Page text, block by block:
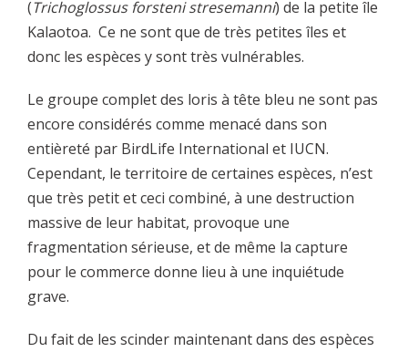
(Trichoglossus forsteni stresemanni) de la petite île
Kalaotoa. Ce ne sont que de très petites îles et
donc les espèces y sont très vulnérables.
Le groupe complet des loris à tête bleu ne sont pas
encore considérés comme menacé dans son
entièreté par BirdLife International et IUCN.
Cependant, le territoire de certaines espèces, n’est
que très petit et ceci combiné, à une destruction
massive de leur habitat, provoque une
fragmentation sérieuse, et de même la capture
pour le commerce donne lieu à une inquiétude
grave.
Du fait de les scinder maintenant dans des espèces